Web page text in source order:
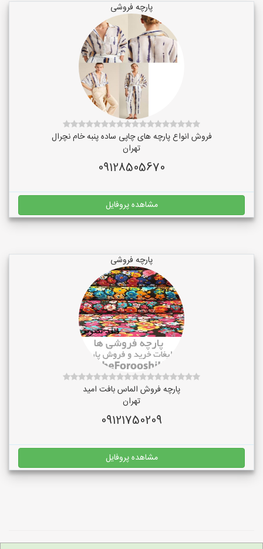
پارچه فروشی
فروش انواع پارچه های چاپی ساده پنبه خام نچرال
تهران
09128505670
مشاهده پروفایل
پارچه فروشی
پارچه فروش الماس بافت امید
تهران
09121750209
مشاهده پروفایل